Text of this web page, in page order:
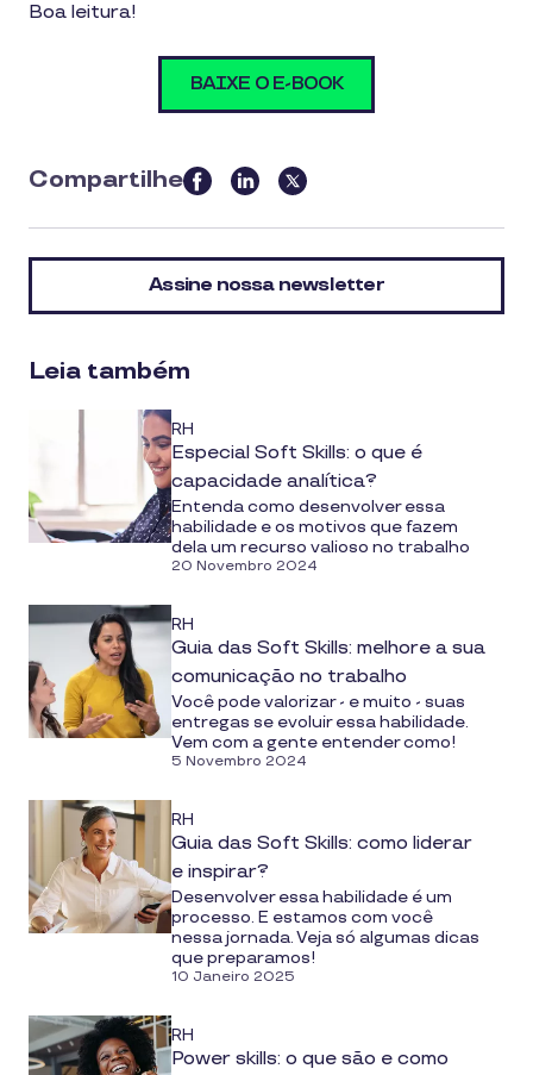
Boa leitura!
BAIXE O E-BOOK
Compartilhe
this
article
on
Assine nossa newsletter
Leia também
RH
Especial Soft Skills: o que é
capacidade analítica?
Entenda como desenvolver essa
habilidade e os motivos que fazem
dela um recurso valioso no trabalho
20 Novembro 2024
RH
Guia das Soft Skills: melhore a sua
comunicação no trabalho
Você pode valorizar - e muito - suas
entregas se evoluir essa habilidade.
Vem com a gente entender como!
5 Novembro 2024
RH
Guia das Soft Skills: como liderar
e inspirar?
Desenvolver essa habilidade é um
processo. E estamos com você
nessa jornada. Veja só algumas dicas
que preparamos!
10 Janeiro 2025
RH
Power skills: o que são e como